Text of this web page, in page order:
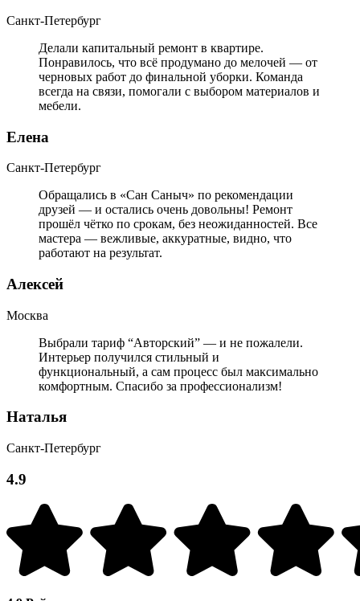
Санкт-Петербург
Делали капитальный ремонт в квартире.
Понравилось, что всё продумано до мелочей — от
черновых работ до финальной уборки. Команда
всегда на связи, помогали с выбором материалов и
мебели.
Елена
Санкт-Петербург
Обращались в «Сан Саныч» по рекомендации
друзей — и остались очень довольны! Ремонт
прошёл чётко по срокам, без неожиданностей. Все
мастера — вежливые, аккуратные, видно, что
работают на результат.
Алексей
Москва
Выбрали тариф “Авторский” — и не пожалели.
Интерьер получился стильный и
функциональный, а сам процесс был максимально
комфортным. Спасибо за профессионализм!
Наталья
Санкт-Петербург
4.9